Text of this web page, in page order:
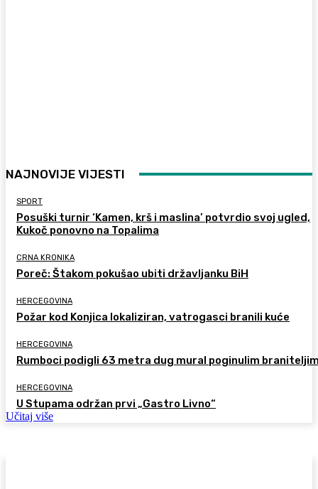
NAJNOVIJE VIJESTI
SPORT
Posuški turnir ‘Kamen, krš i maslina’ potvrdio svoj ugled,
Kukoč ponovno na Topalima
CRNA KRONIKA
Poreč: Štakom pokušao ubiti državljanku BiH
HERCEGOVINA
Požar kod Konjica lokaliziran, vatrogasci branili kuće
HERCEGOVINA
Rumboci podigli 63 metra dug mural poginulim
HERCEGOVINA
U Stupama održan prvi „Gastro Livno“
Učitaj više